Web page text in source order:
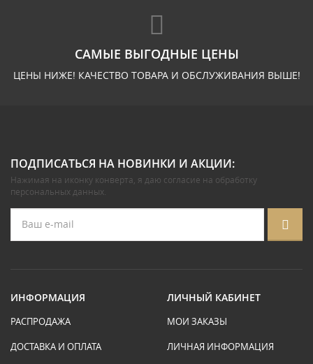
САМЫЕ ВЫГОДНЫЕ ЦЕНЫ
ЦЕНЫ НИЖЕ! КАЧЕСТВО ТОВАРА И ОБСЛУЖИВАНИЯ ВЫШЕ!
ПОДПИСАТЬСЯ НА НОВИНКИ И АКЦИИ:
Нажимая на иконку конверта, я даю согласие на обработку
персональных данных
ИНФОРМАЦИЯ
РАСПРОДАЖА
ДОСТАВКА И ОПЛАТА
ЛИЧНЫЙ КАБИНЕТ
МОИ ЗАКАЗЫ
ЛИЧНАЯ ИНФОРМАЦИЯ